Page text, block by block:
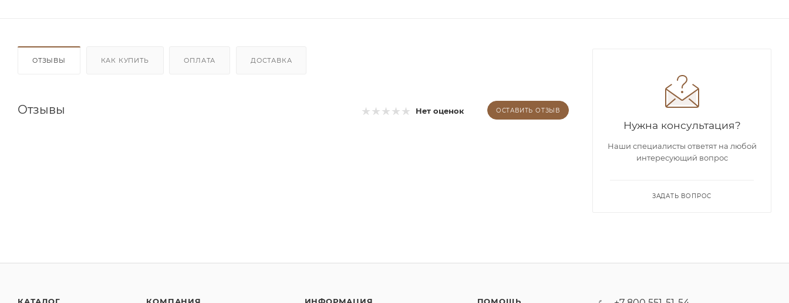
ОТЗЫВЫ КАК КУПИТЬ ОПЛАТА ДОСТАВКА
Отзывы Нет оценок ОСТАВИТЬ ОТЗЫВ
Нужна консультация?
Наши специалисты ответят на любой
интересующий вопрос
ЗАДАТЬ ВОПРОС